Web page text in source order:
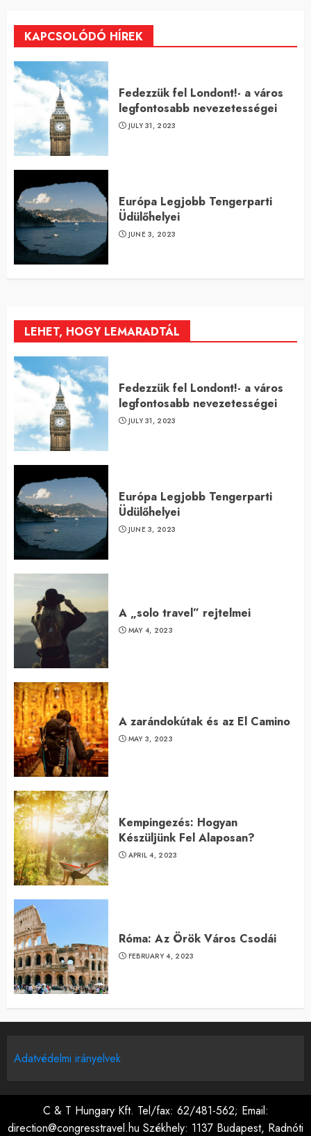
KAPCSOLÓDÓ HÍREK
Fedezzük fel Londont!- a város
legfontosabb nevezetességei
JULY 31, 2023
Európa Legjobb Tengerparti
Üdülőhelyei
JUNE 3, 2023
LEHET, HOGY LEMARADTÁL
Fedezzük fel Londont!- a város
legfontosabb nevezetességei
JULY 31, 2023
Európa Legjobb Tengerparti
Üdülőhelyei
JUNE 3, 2023
A „solo travel” rejtelmei
MAY 4, 2023
A zarándokútak és az El Camino
MAY 3, 2023
Kempingezés: Hogyan
Készüljünk Fel Alaposan?
APRIL 4, 2023
Róma: Az Örök Város Csodái
FEBRUARY 4, 2023
Adatvédelmi irányelvek
C & T Hungary Kft. Tel/fax: 62/481-562; Email:
direction@congresstravel.hu Székhely: 1137 Budapest, Radnóti